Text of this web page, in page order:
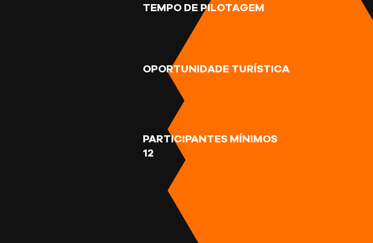
TEMPO DE PILOTAGEM
OPORTUNIDADE TURÍSTICA
PARTICIPANTES MÍNIMOS
12